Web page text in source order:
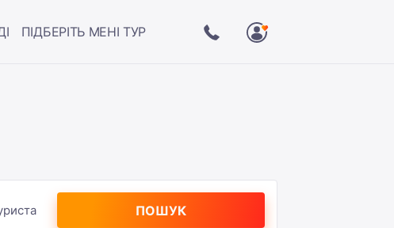
ПІДБЕРІТЬ МЕНІ ТУР
ПОШУК